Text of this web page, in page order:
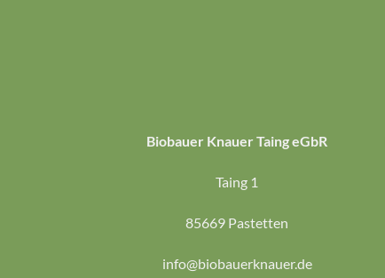
Biobauer Knauer Taing eGbR
Taing 1
85669 Pastetten
info@biobauerknauer.de